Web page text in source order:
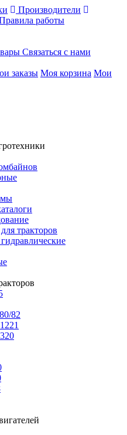
Производители
работы
Связаться с нами
заказы Моя корзина Мои
тракторов
82